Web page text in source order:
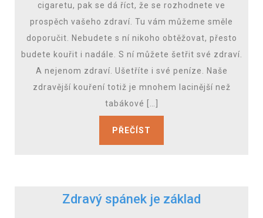
cigaretu, pak se dá říct, že se rozhodnete ve
prospěch vašeho zdraví. Tu vám můžeme směle
doporučit. Nebudete s ní nikoho obtěžovat, přesto
budete kouřit i nadále. S ní můžete šetřit své zdraví.
A nejenom zdraví. Ušetříte i své peníze. Naše
zdravější kouření totiž je mnohem lacinější než
tabákové […]
PŘEČÍST
Zdravý spánek je základ